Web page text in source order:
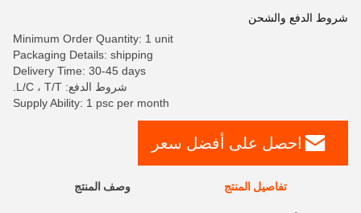
شروط الدفع والشحن
Minimum Order Quantity: 1 unit
Packaging Details: shipping
Delivery Time: 30-45 days
شروط الدفع: L/C ، T/T.
Supply Ability: 1 psc per month
احصل على أفضل سعر
تفاصيل المنتج وصف المنتج